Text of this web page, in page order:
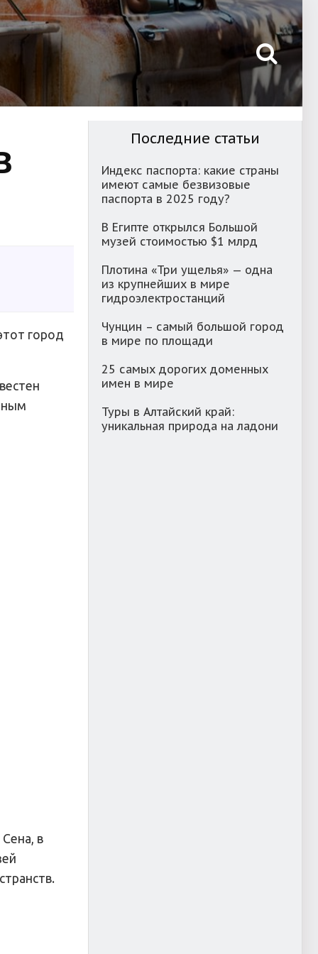
город
в
Последние статьи
Индекс паспорта: какие страны
имеют самые безвизовые
паспорта в 2025 году?
В Египте открылся Большой
музей стоимостью $1 млрд
Плотина «Три ущелья» — одна
из крупнейших в мире
гидроэлектростанций
Чунцин – самый большой город
в мире по площади
25 самых дорогих доменных
имен в мире
Туры в Алтайский край:
уникальная природа на ладони